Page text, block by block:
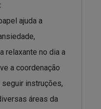
ajuda a
relaxante no dia a
a coordenação
instruções,
áreas da